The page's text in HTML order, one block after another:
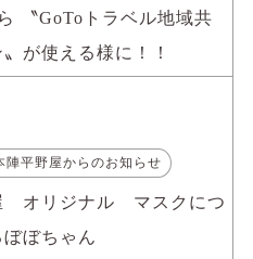
〝GoToトラベル地域共
が使える様に！！
平野屋からのお知らせ
オリジナル マスクにつ
ぼちゃん